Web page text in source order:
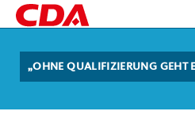
OHNE QUALIFIZIERUNG GEHT